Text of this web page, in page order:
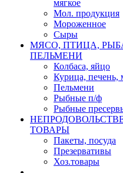
мягкое
Мол. продукция
Мороженное
Сыры
МЯСО, ПТИЦА,
ПЕЛЬМЕНИ
Колбаса, яйцо
Курица, печень,
Пельмени
Рыбные п/ф
Рыбные
ТОВАРЫ
Пакеты, посуда
Презервативы
Хоз.товары